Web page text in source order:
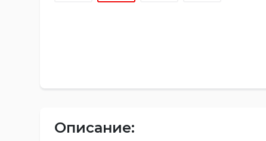
Описание: